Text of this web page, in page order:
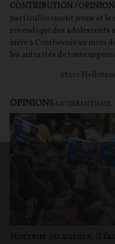
CONTRIBUTION /
particulièrement jeune et
revendiqué des adolescents
juive à Courbevoie au mois
les autorités de toute
Marc
OPINIONSANTISÉMITISME